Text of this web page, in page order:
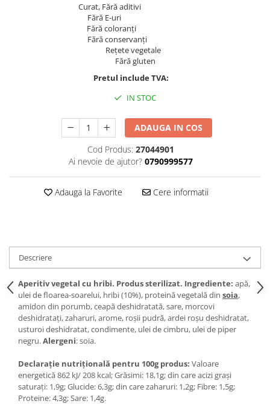
Curat, Fără aditivi
Fără E-uri
Fără coloranți
Fără conservanți
Rețete vegetale
Fără gluten
Pretul include TVA:
IN STOC
ADAUGA IN COS
Cod Produs: 27044901
Ai nevoie de ajutor? 0790999577
Adauga la Favorite Cere informatii
Descriere
Aperitiv vegetal cu hribi. Produs sterilizat. Ingrediente: apă,
ulei de floarea-soarelui, hribi (10%), proteină vegetală din soia,
amidon din porumb, ceapă deshidratată, sare, morcovi
deshidratați, zaharuri, arome, roșii pudră, ardei roșu deshidratat,
usturoi deshidratat, condimente, ulei de cimbru, ulei de piper
negru.Alergeni: soia.
Declarație nutrițională pentru 100g produs: Valoare
energetică 862 kJ/ 208 kcal; Grăsimi: 18,1g; din care acizi grași
saturați: 1,9g; Glucide: 6,3g; din care zaharuri: 1,2g; Fibre: 1,5g;
Proteine: 4,3g; Sare: 1,4g.